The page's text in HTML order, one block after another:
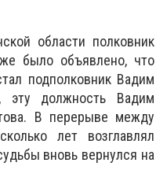
области полковник
было объявлено, что
подполковник Вадим
эту должность Вадим
В перерыве между
лет возглавлял
вновь вернулся на